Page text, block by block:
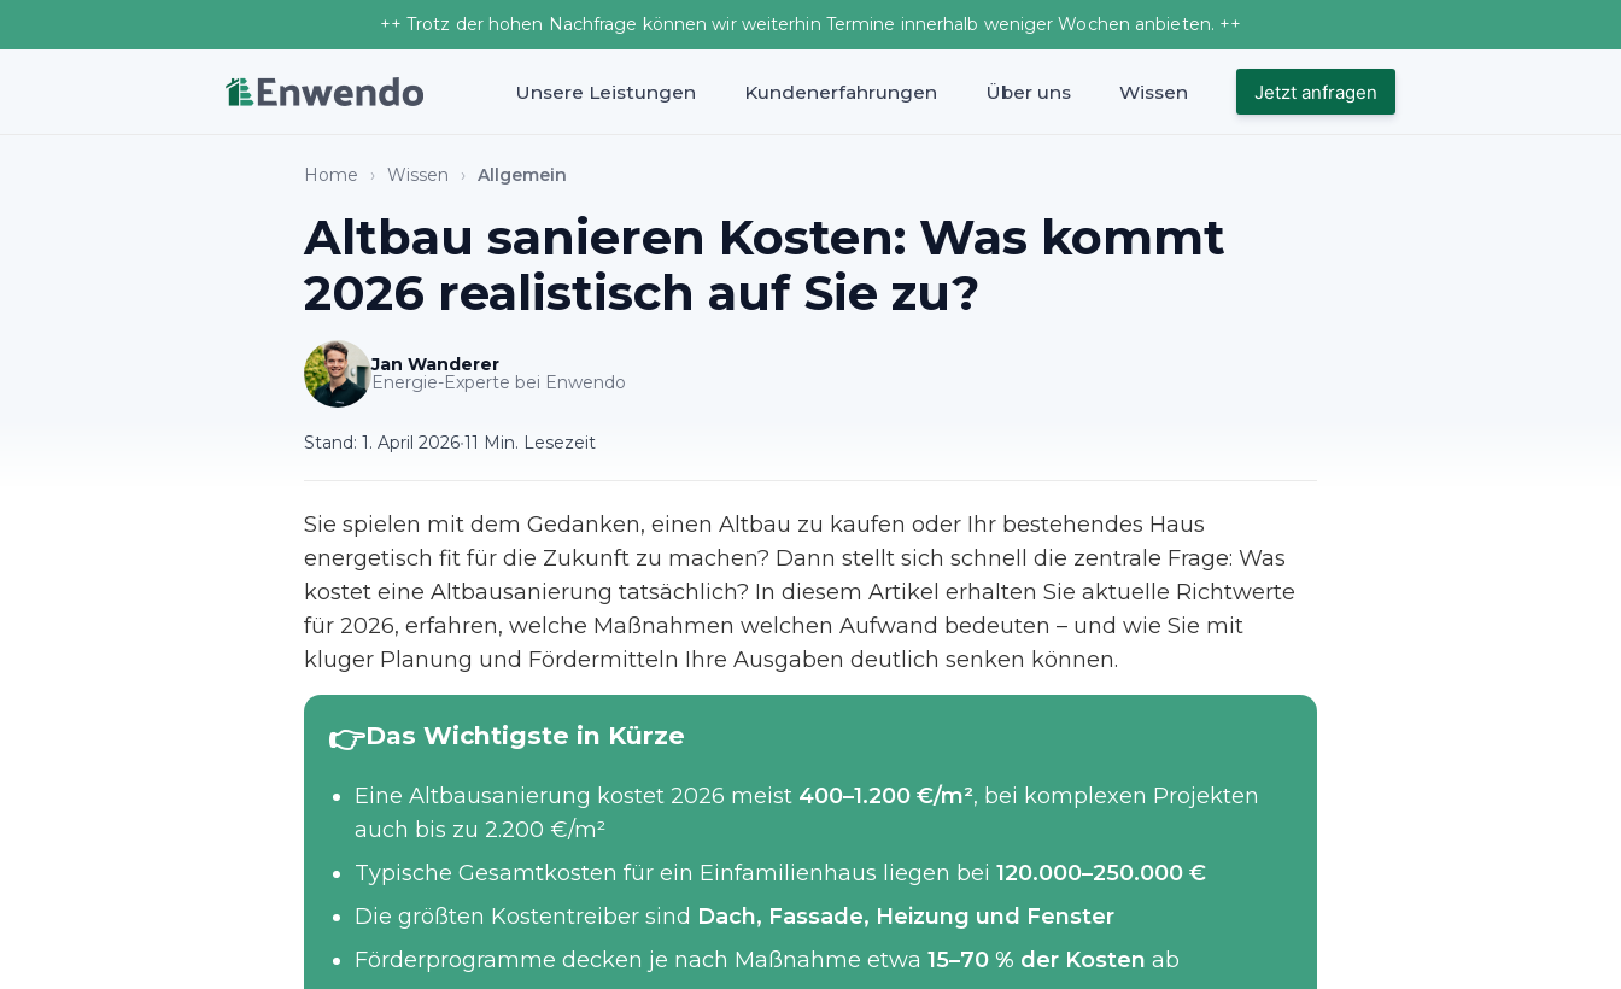
++ Trotz der hohen Nachfrage können wir weiterhin Termine innerhalb weniger Wochen anbieten. ++
Unsere Leistungen Kundenerfahrungen Über uns Wissen Jetzt anfragen
Home › Wissen › Allgemein
Altbau sanieren Kosten: Was kommt
2026 realistisch auf Sie zu?
Jan Wanderer
Energie-Experte bei Enwendo
Stand: 1. April 2026•11 Min. Lesezeit
Sie spielen mit dem Gedanken, einen Altbau zu kaufen oder Ihr bestehendes Haus
energetisch fit für die Zukunft zu machen? Dann stellt sich schnell die zentrale Frage: Was
kostet eine Altbausanierung tatsächlich? In diesem Artikel erhalten Sie aktuelle Richtwerte
für 2026, erfahren, welche Maßnahmen welchen Aufwand bedeuten – und wie Sie mit
kluger Planung und Fördermitteln Ihre Ausgaben deutlich senken können.
Das Wichtigste in Kürze
Eine Altbausanierung kostet 2026 meist 400–1.200 €/m², bei komplexen Projekten
auch bis zu 2.200 €/m²
Typische Gesamtkosten für ein Einfamilienhaus liegen bei 120.000–250.000 €
Die größten Kostentreiber sind Dach, Fassade, Heizung und Fenster
Förderprogramme decken je nach Maßnahme etwa 15–70 % der Kosten ab